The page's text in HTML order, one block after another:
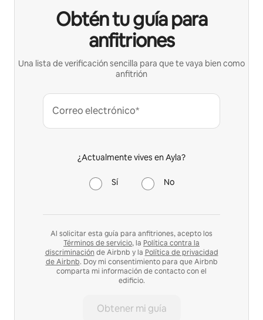
Obtén tu guía para
anfitriones
Una lista de verificación sencilla para que te vaya bien como
anfitrión
Correo electrónico*
¿Actualmente vives en Ayla?
Sí No
Al solicitar esta guía para anfitriones, acepto los
Términos de servicio, la Política contra la
discriminación de Airbnb y la Política de privacidad
de Airbnb. Doy mi consentimiento para que Airbnb
comparta mi información de contacto con el
edificio.
Obtener mi guía